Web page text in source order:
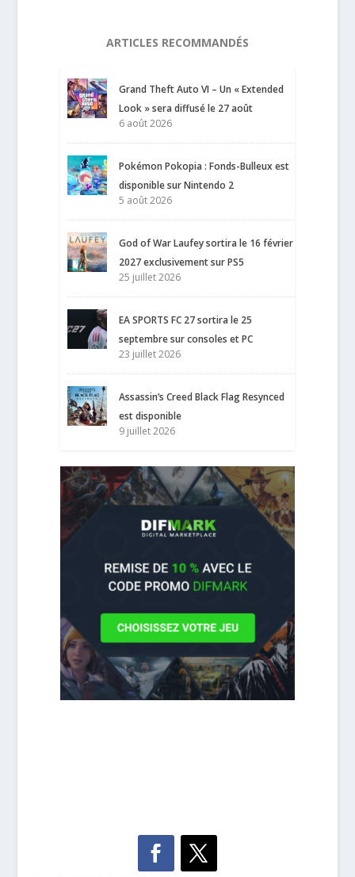
ARTICLES RECOMMANDÉS
Grand Theft Auto VI – Un « Extended
Look » sera diffusé le 27 août
6 août 2026
Pokémon Pokopia : Fonds-Bulleux est
disponible sur Nintendo 2
5 août 2026
God of War Laufey sortira le 16 février
2027 exclusivement sur PS5
25 juillet 2026
EA SPORTS FC 27 sortira le 25
septembre sur consoles et PC
23 juillet 2026
Assassin’s Creed Black Flag Resynced
est disponible
9 juillet 2026